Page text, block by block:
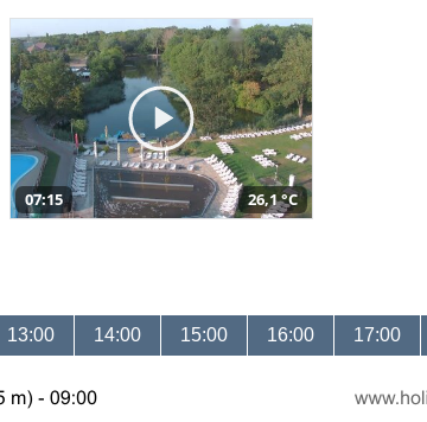
07:15 26,1 °C
13:00 14:00 15:00 16:00 17:00